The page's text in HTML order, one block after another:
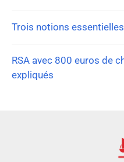
Trois notions
RSA avec 800 euros de
expliqués